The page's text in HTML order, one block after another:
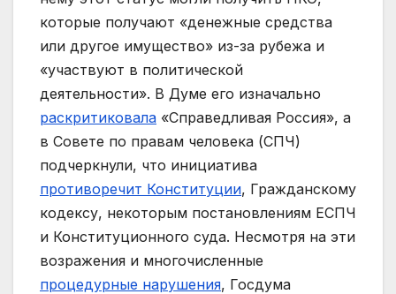
которые получают «денежные средства
или другое имущество» из-за рубежа и
«участвуют в политической
деятельности». В Думе его изначально
раскритиковала «Справедливая Россия», а
в Совете по правам человека (СПЧ)
подчеркнули, что инициатива
противоречит Конституции, Гражданскому
кодексу, некоторым постановлениям ЕСПЧ
и Конституционного суда. Несмотря на эти
возражения и многочисленные
процедурные нарушения, Госдума